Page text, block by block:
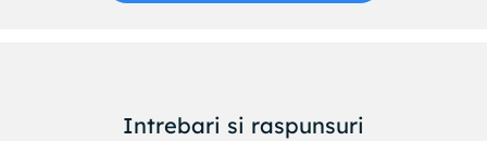
Intrebari si raspunsuri